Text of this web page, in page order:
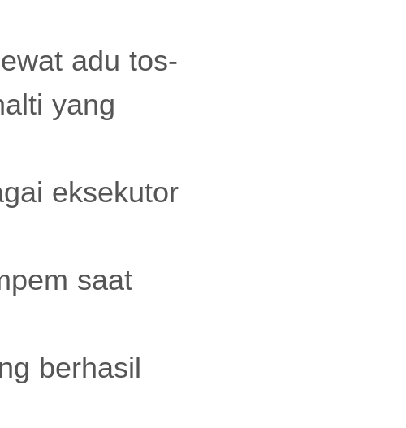
adu tos-
yang
eksekutor
saat
berhasil